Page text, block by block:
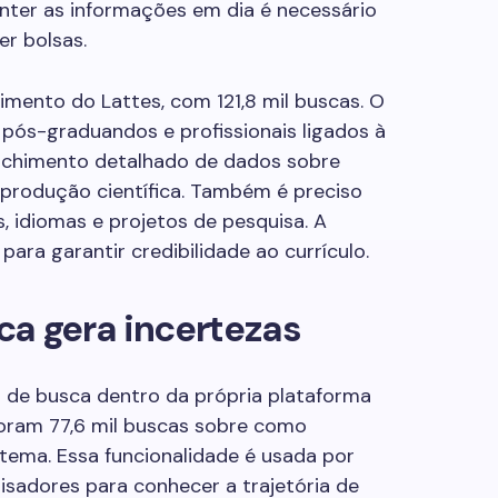
as informações em dia é necessário
bolsas.
do Lattes, com 121,8 mil buscas. O
graduandos e profissionais ligados à
detalhado de dados sobre
científica. Também é preciso
e projetos de pesquisa. A
garantir credibilidade ao currículo.
gera incertezas
busca dentro da própria plataforma
77,6 mil buscas sobre como
Essa funcionalidade é usada por
para conhecer a trajetória de